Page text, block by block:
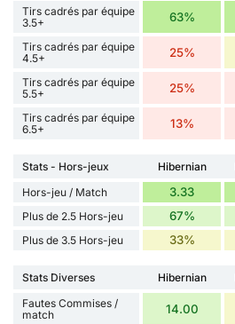
Tirs cadrés par équipe
3.5+
63%
Tirs cadrés par équipe
4.5+
25%
Tirs cadrés par équipe
5.5+
25%
Tirs cadrés par équipe
6.5+
13%
Stats - Hors-jeux Hibernian
Hors-jeu / Match
3.33
Plus de 2.5 Hors-jeu 67%
Plus de 3.5 Hors-jeu 33%
Stats Diverses Hibernian
Fautes Commises /
match
14.00